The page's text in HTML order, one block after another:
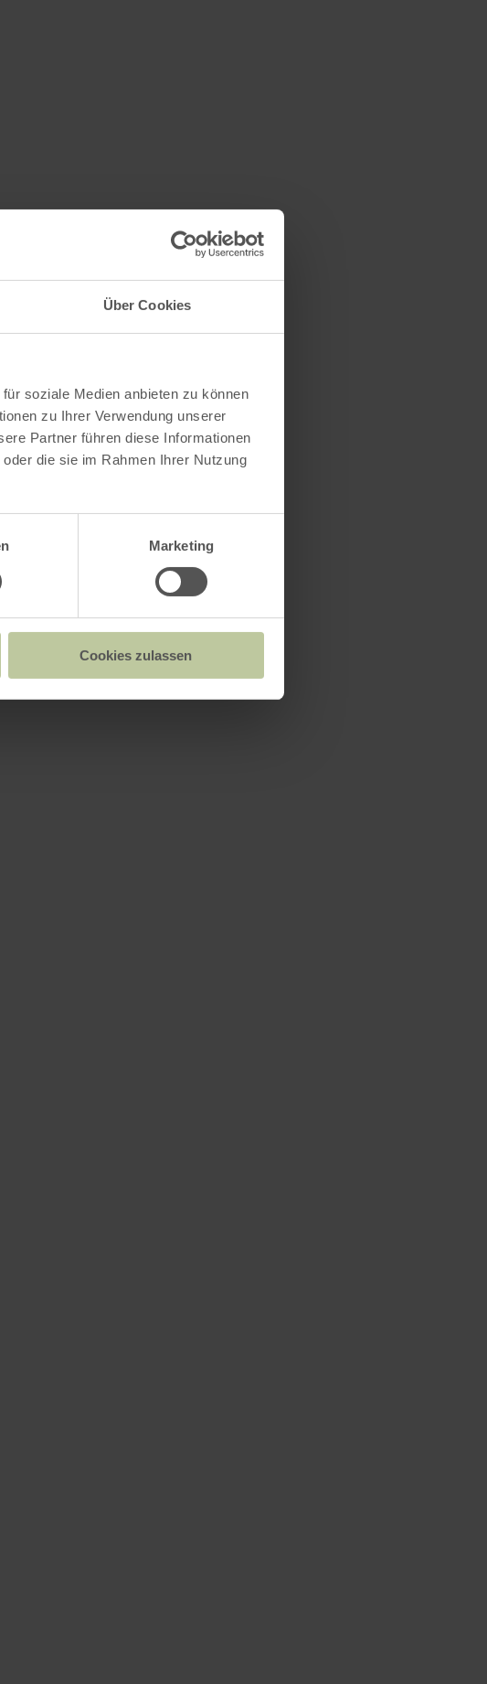
Über Cookies
soziale Medien anbieten zu können
zu Ihrer Verwendung unserer
Partner führen diese Informationen
die sie im Rahmen Ihrer Nutzung
Marketing
Cookies zulassen